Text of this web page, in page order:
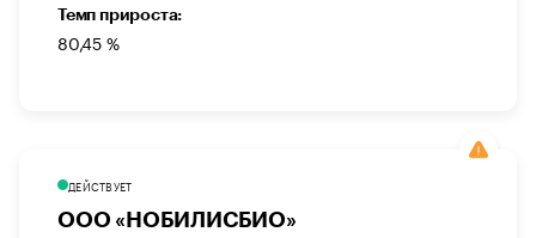
Темп прироста:
80,45 %
ДЕЙСТВУЕТ
ООО «НОБИЛИСБИО»